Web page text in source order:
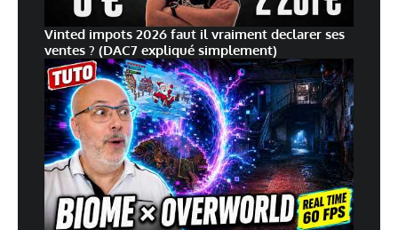
Vinted impots 2026 faut il vraiment declarer ses
ventes ? (DAC7 expliqué simplement)